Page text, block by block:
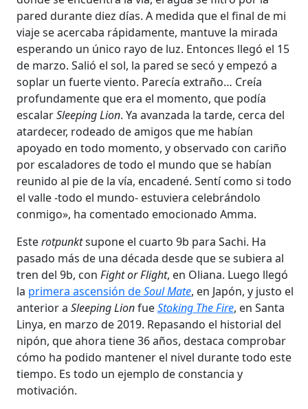
pared durante diez días. A medida que el final de mi
viaje se acercaba rápidamente, mantuve la mirada
esperando un único rayo de luz. Entonces llegó el 15
de marzo. Salió el sol, la pared se secó y empezó a
soplar un fuerte viento. Parecía extraño… Creía
profundamente que era el momento, que podía
escalarSleeping Lion. Ya avanzada la tarde, cerca del
atardecer, rodeado de amigos que me habían
apoyado en todo momento, y observado con cariño
por escaladores de todo el mundo que se habían
reunido al pie de la vía, encadené. Sentí como si todo
el valle -todo el mundo- estuviera celebrándolo
conmigo», ha comentado emocionado Amma.
Esterotpunktsupone el cuarto 9b para Sachi. Ha
pasado más de una década desde que se subiera al
tren del 9b, con Fight or Flight, en Oliana. Luego llegó
la primera ascensión deSoul Mate, en Japón, y justo el
anterior a Sleeping LionfueStoking The Fire, en Santa
Linya, en marzo de 2019. Repasando el historial del
nipón, que ahora tiene 36 años, destaca comprobar
cómo ha podido mantener el nivel durante todo este
tiempo. Es todo un ejemplo de constancia y
motivación.